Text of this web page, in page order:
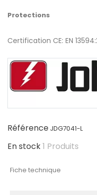
Protections
Certification CE: EN
Référence JDG7041-L
En stock1 Produits
Fiche technique